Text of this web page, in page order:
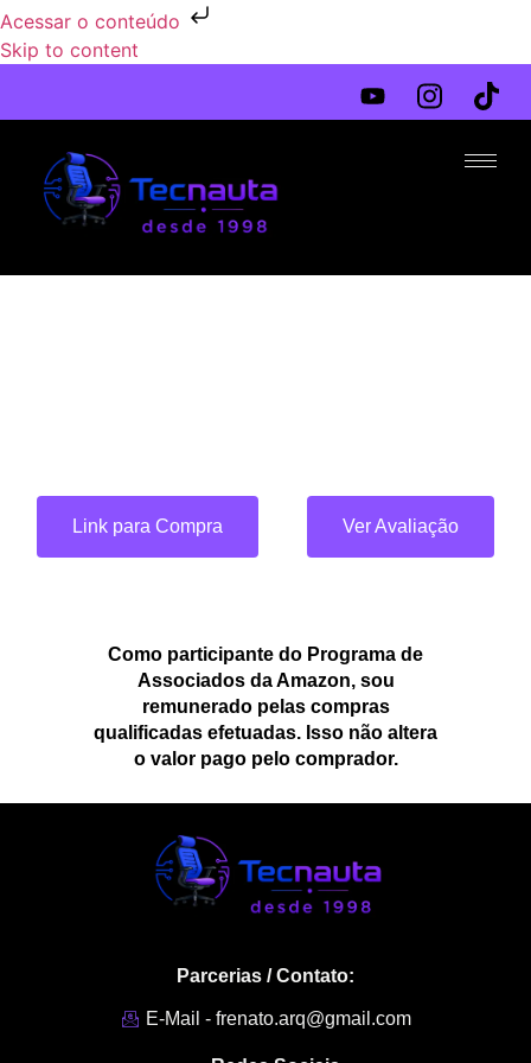
Acessar o conteúdo
Skip to content
Link para Compra Ver Avaliação
Como participante do Programa de
Associados da Amazon, sou
remunerado pelas compras
qualificadas efetuadas. Isso não altera
o valor pago pelo comprador.
Parcerias / Contato:
E-Mail - frenato.arq@gmail.com